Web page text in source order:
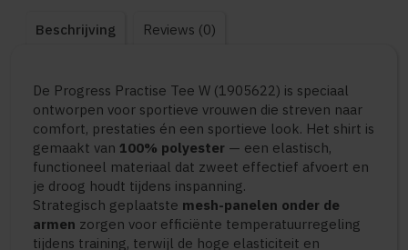
Beschrijving Reviews (0)
De Progress Practise Tee W (1905622) is speciaal
ontworpen voor sportieve vrouwen die streven naar
comfort, prestaties én een sportieve look. Het shirt is
gemaakt van 100% polyester — een elastisch,
functioneel materiaal dat zweet effectief afvoert en
je droog houdt tijdens inspanning.
Strategisch geplaatste mesh-panelen onder de
armen zorgen voor efficiënte temperatuur­regeling
tijdens training, terwijl de hoge elasticiteit en